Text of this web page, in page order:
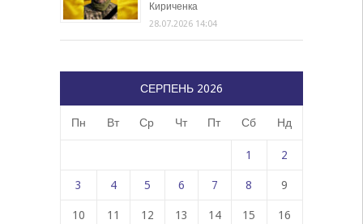
Кириченка
28.07.2026 14:04
СЕРПЕНЬ 2026
Пн Вт Ср Чт Пт Сб Нд
1 2
3 4 5 6 7 8 9
10 11 12 13 14 15 16